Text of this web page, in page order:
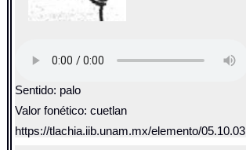
Sentido: palo
Valor fonético: cuetlan
https://tlachia.iib.unam.mx/elemento/05.10.03